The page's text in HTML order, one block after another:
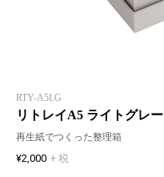
RTY-A5LG
リトレイA5 ライトグレー
再生紙でつくった整理箱
¥2,000 + 税